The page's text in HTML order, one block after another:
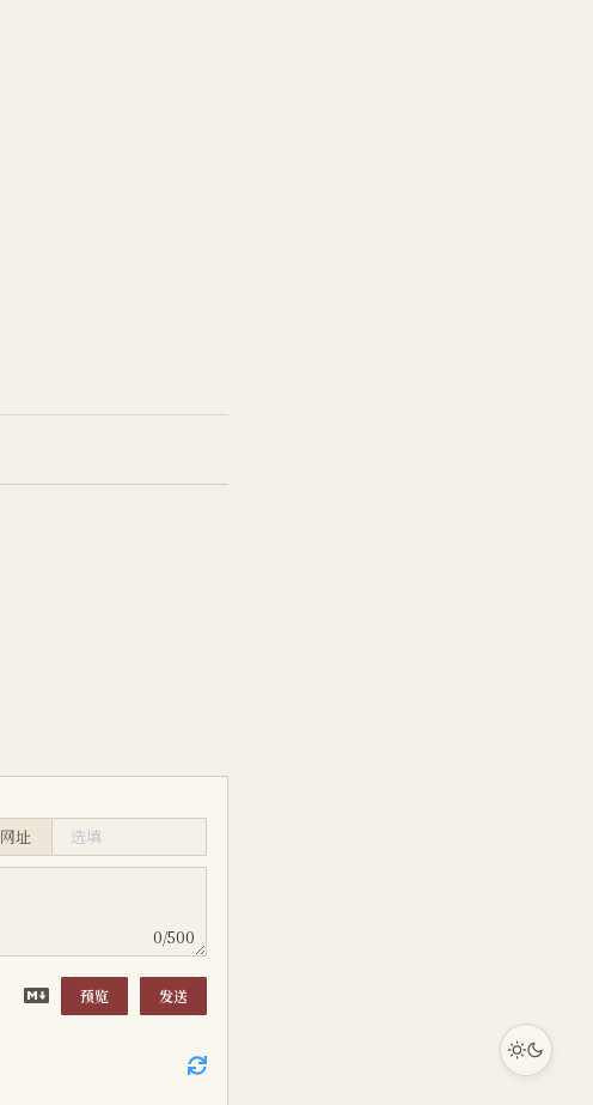
网址
0/500
预览 发送